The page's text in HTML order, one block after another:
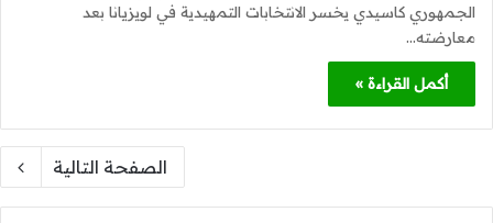
الجمهوري كاسيدي يخسر الانتخابات التمهيدية في لويزيانا بعد
معارضته…
أكمل القراءة »
الصفحة التالية